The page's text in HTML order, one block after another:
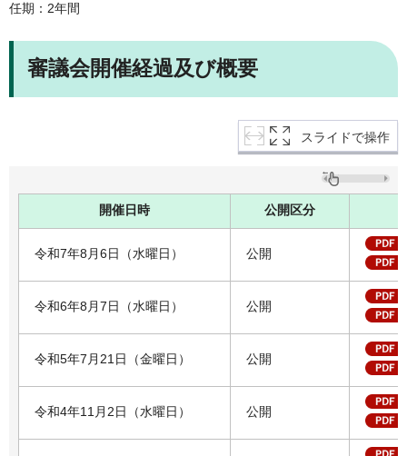
任期：2年間
審議会開催経過及び概要
スライドで操作
開催日時 公開区分
令和7年8月6日（水曜日） 公開
令和6年8月7日（水曜日） 公開
令和5年7月21日（金曜日） 公開
令和4年11月2日（水曜日） 公開